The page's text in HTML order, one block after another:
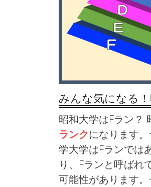
みんな気になる
昭和大学はFラン？
ランクになります
学大学はFランでは
り、Fランと呼ばれ
可能性があります